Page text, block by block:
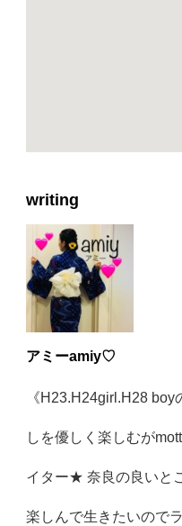
writing
アミーamiy♡
《H23.H24girl.H28
しを優しく楽しむが
イター★ 奈良の良いと
楽しんで生きたいので